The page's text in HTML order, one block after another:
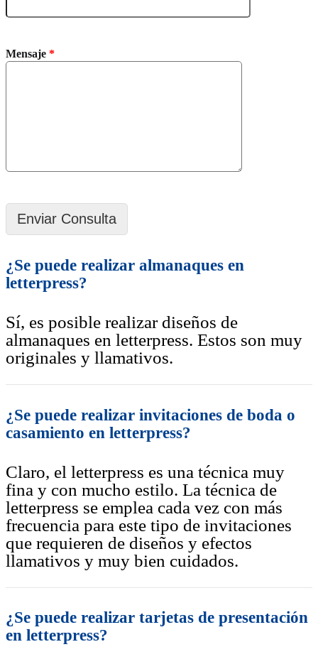
Mensaje *
¿Se puede realizar almanaques en
letterpress?
Sí, es posible realizar diseños de
almanaques en letterpress. Estos son muy
originales y llamativos.
¿Se puede realizar invitaciones de boda o
casamiento en letterpress?
Claro, el letterpress es una técnica muy
fina y con mucho estilo. La técnica de
letterpress se emplea cada vez con más
frecuencia para este tipo de invitaciones
que requieren de diseños y efectos
llamativos y muy bien cuidados.
¿Se puede realizar tarjetas de presentación
en letterpress?